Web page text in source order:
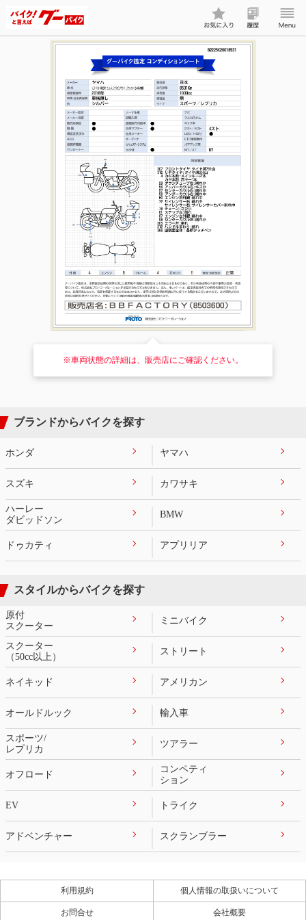
※車両状態の詳細は、販売店にご確認ください。
ブランドからバイクを探す
ホンダ ヤマハ
スズキ カワサキ
ハーレー
ダビッドソン
BMW
ドゥカティ アプリリア
スタイルからバイクを探す
原付
スクーター
ミニバイク
スクーター
（50cc以上）
ストリート
ネイキッド アメリカン
オールドルック 輸入車
スポーツ/
レプリカ
ツアラー
オフロード
コンペティ
ション
EV トライク
アドベンチャー スクランブラー
利用規約 個人情報の取扱いについて
お問合せ 会社概要